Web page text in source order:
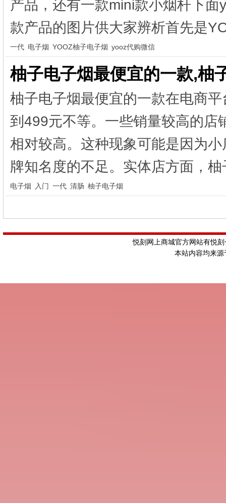
产品，还有一款mini款小烟杆下
款产品的图片供大家辨析首先是
一代 电子烟 YOOZ柚子电子烟 yooz代购微信
柚子电子烟最便宜的一款,柚
柚子电子烟最便宜的一款在电商
到499元不等。一些销量较高的店
相对较高。这种现象可能是因为
牌知名度的不足。实体店方面，
电子烟 入门 一代 清肠 柚子电子烟
悦刻网上商城官方网站有悦
本站内容均来